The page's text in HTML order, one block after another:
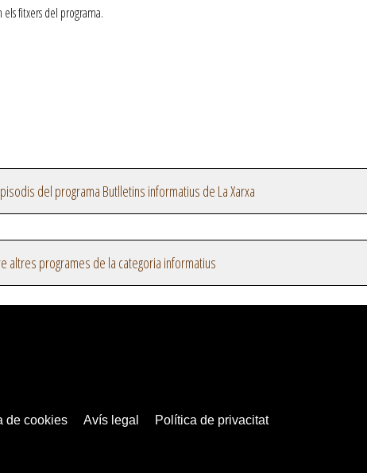
fitxers del programa.
del programa Butlletins informatius de La Xarxa
altres programes de la categoria informatius
de cookies Avís legal Política de privacitat